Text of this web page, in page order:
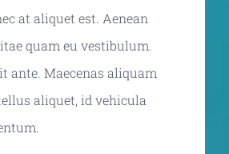
at aliquet est. Aenean
quam eu vestibulum.
ante. Maecenas aliquam
aliquet, id vehicula